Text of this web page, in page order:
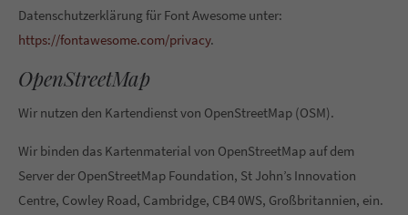
Datenschutzerklärung für Font Awesome unter:
https://fontawesome.com/privacy.
OpenStreetMap
Wir nutzen den Kartendienst von OpenStreetMap (OSM).
Wir binden das Kartenmaterial von OpenStreetMap auf dem
Server der OpenStreetMap Foundation, St John’s Innovation
Centre, Cowley Road, Cambridge, CB4 0WS, Großbritannien, ein.